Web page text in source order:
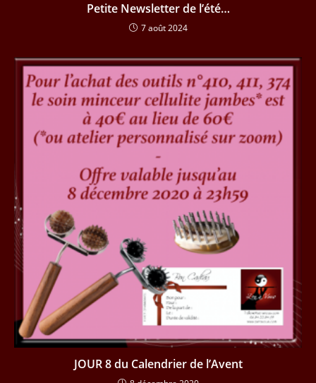
Petite Newsletter de l’été…
7 août 2024
JOUR 8 du Calendrier de l’Avent